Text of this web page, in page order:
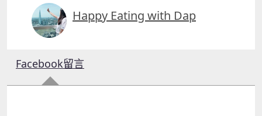
Happy Eating with Dap
Facebook留言